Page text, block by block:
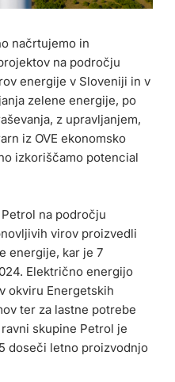
načrtujemo in
na področju
energije v Sloveniji in v
zelene energije, po
z upravljanjem,
iz OVE ekonomsko
izkoriščamo potencial
na področju
virov proizvedli
energije, kar je 7
Električno energijo
okviru Energetskih
ter za lastne potrebe
skupine Petrol je
doseči letno proizvodnjo